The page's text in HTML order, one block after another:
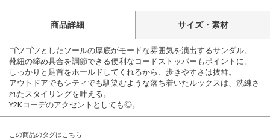
商品詳細 サイズ・素材
ゴツゴツとしたソールの厚底がモードな雰囲気を演出するサンダル。
靴紐の締め具合を調節できる便利なコードストッパーもポイントに。
しっかりと足首をホールドしてくれるから、歩きやすさは抜群。
アウトドアでもシティでも馴染むような落ち着いたルックスは、洗練さ
れたスタイリングを叶える。
Y2Kコーデのアクセントとしても◎。
この商品のタグはこちら